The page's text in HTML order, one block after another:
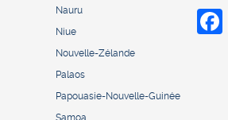
Nauru
Niue
Nouvelle-Zélande
Palaos
Papouasie-Nouvelle-Guinée
Samoa